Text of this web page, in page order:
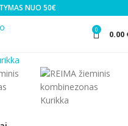
NUO 50€
0 0.00